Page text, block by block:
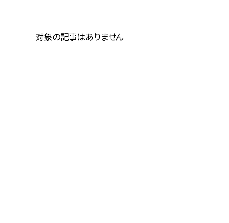
対象の記事はありません